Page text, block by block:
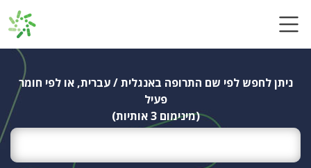
ניתן לחפש לפי שם התרופה באנגלית / עברית, או לפי חומר
פעיל
(מינימום 3 אותיות)